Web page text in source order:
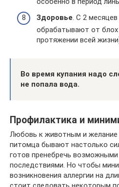
Здоровье. С 2
обрабатывают от
протяжении всей
Во время купания надо
не попала вода.
Профилактика и
Любовь к животным и желание
питомца бывают настолько
готов пренебречь
последствиями. Но чтобы
возникновения аллергии на